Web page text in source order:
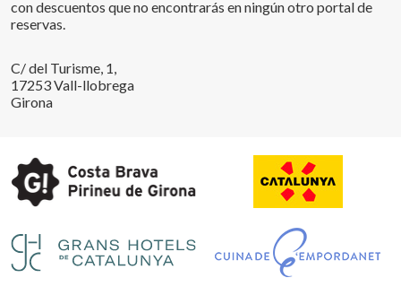
con descuentos que no encontrarás en ningún otro portal de
reservas.
C/ del Turisme, 1,
17253 Vall-llobrega
Girona
Guardar configuración Aceptar todas